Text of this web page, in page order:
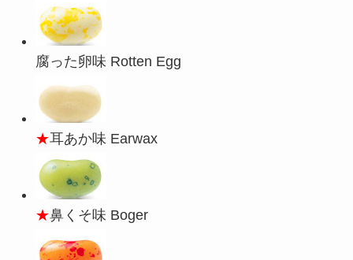
腐った卵味 Rotten Egg
★耳あか味 Earwax
★鼻くそ味 Boger